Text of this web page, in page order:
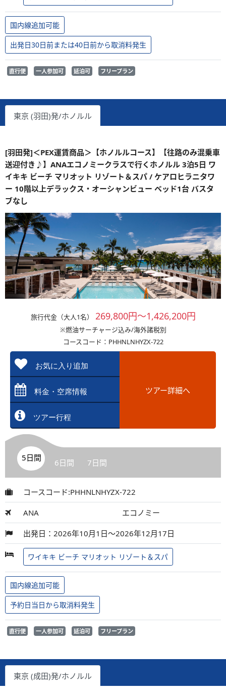
国内線追加可能
出発日30日前または40日前から取消料発生
直行便 一人参加可 延泊可 フリープラン
東京 (羽田)発/ホノルル
[羽田発]＜PEX運賃商品＞【ホノルルコース】【往路のみ混乗車
送迎付き♪】ANAエコノミークラスで行くホノルル 3泊5日 ワ
イキキ ビーチ マリオット リゾート＆スパ / ケアロヒラニタワ
ー 10階以上デラックス・オーシャンビュー ベッド1台 バスタ
ブなし
旅行代金（大人1名） 269,800円～1,426,200円
※燃油サーチャージ込み/海外諸税別
コースコード：PHHNLNHYZX-722
お気に入り追加
料金・空席情報
ツアー行程
ツアー詳細へ
5日間 6日間 7日間
コースコード:PHHNLNHYZX-722
ANA エコノミー
出発日：2026年10月1日～2026年12月17日
ワイキキ ビーチ マリオット リゾート＆スパ
国内線追加可能
予約日当日から取消料発生
直行便 一人参加可 延泊可 フリープラン
東京 (成田)発/ホノルル